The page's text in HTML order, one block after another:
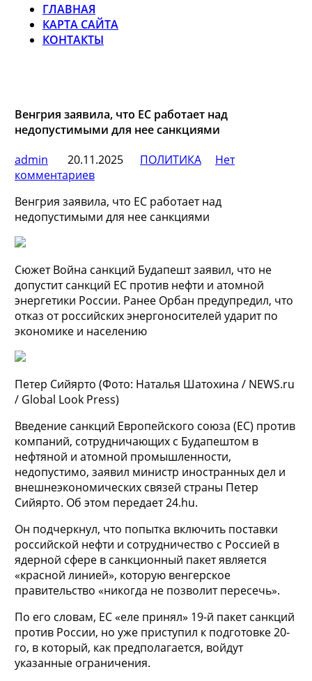
ГЛАВНАЯ
КАРТА САЙТА
КОНТАКТЫ
Венгрия заявила, что ЕС работает над
недопустимыми для нее санкциями
admin
20.11.2025 ПОЛИТИКА
Нет
комментариев
Венгрия заявила, что ЕС работает над
недопустимыми для нее санкциями
Сюжет Война санкций Будапешт заявил, что не
допустит санкций ЕС против нефти и атомной
энергетики России. Ранее Орбан предупредил, что
отказ от российских энергоносителей ударит по
экономике и населению
Петер Сийярто (Фото: Наталья Шатохина / NEWS.ru
/ Global Look Press)
Введение санкций Европейского союза (ЕС) против
компаний, сотрудничающих с Будапештом в
нефтяной и атомной промышленности,
недопустимо, заявил министр иностранных дел и
внешнеэкономических связей страны Петер
Сийярто. Об этом передает 24.hu.
Он подчеркнул, что попытка включить поставки
российской нефти и сотрудничество с Россией в
ядерной сфере в санкционный пакет является
«красной линией», которую венгерское
правительство «никогда не позволит пересечь».
По его словам, ЕС «еле принял» 19-й пакет санкций
против России, но уже приступил к подготовке 20-
го, в который, как предполагается, войдут
указанные ограничения.